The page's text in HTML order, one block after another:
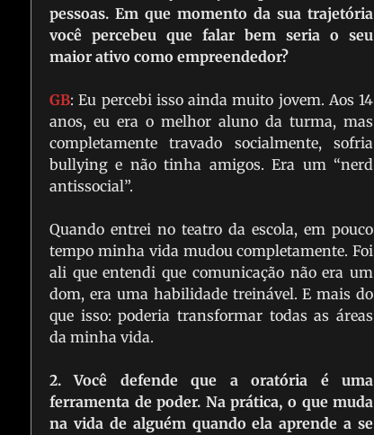
pessoas. Em que momento da sua trajetória
você percebeu que falar bem seria o seu
maior ativo como empreendedor?
GB: Eu percebi isso ainda muito jovem. Aos 14
anos, eu era o melhor aluno da turma, mas
completamente travado socialmente, sofria
bullying e não tinha amigos. Era um “nerd
antissocial”.
Quando entrei no teatro da escola, em pouco
tempo minha vida mudou completamente. Foi
ali que entendi que comunicação não era um
dom, era uma habilidade treinável. E mais do
que isso: poderia transformar todas as áreas
da minha vida.
2. Você defende que a oratória é uma
ferramenta de poder. Na prática, o que muda
na vida de alguém quando ela aprende a se